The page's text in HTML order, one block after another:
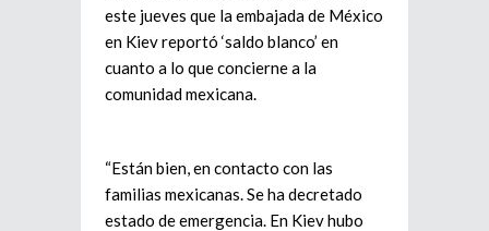
este jueves que la embajada de México
en Kiev reportó ‘saldo blanco’ en
cuanto a lo que concierne a la
comunidad mexicana.
“Están bien, en contacto con las
familias mexicanas. Se ha decretado
estado de emergencia. En Kiev hubo